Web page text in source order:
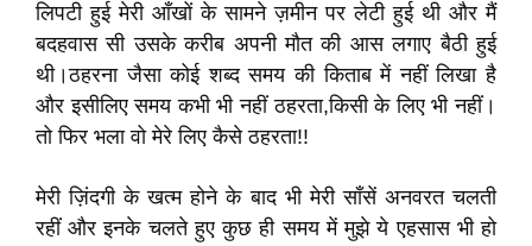
लिपटी हुई मेरी आँखों के सामने ज़मीन पर लेटी हुई थी और मैं
बदहवास सी उसके करीब अपनी मौत की आस लगाए बैठी हुई
थी।ठहरना जैसा कोई शब्द समय की किताब में नहीं लिखा है
और इसीलिए समय कभी भी नहीं ठहरता,किसी के लिए भी नहीं।
तो फिर भला वो मेरे लिए कैसे ठहरता!!
मेरी ज़िंदगी के खत्म होने के बाद भी मेरी साँसें अनवरत चलती
रहीं और इनके चलते हुए कुछ ही समय में मुझे ये एहसास भी हो